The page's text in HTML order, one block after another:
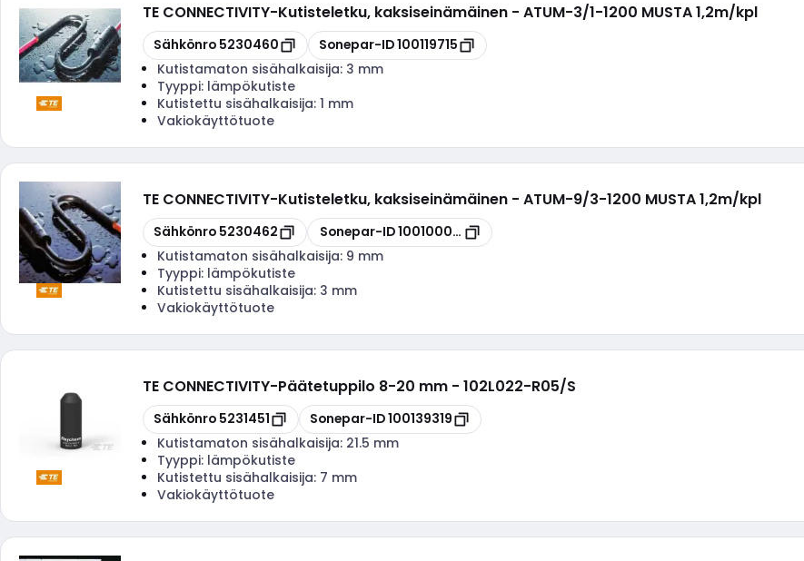
TE CONNECTIVITY-Kutisteletku, kaksiseinämäinen - ATUM-3/1-1200 MUSTA 1,2m/kpl
Kopioi
Sähkönro 5230460 Kopioi
Sonepar-ID100119715
Kutistamaton sisähalkaisija: 3 mm
Tyyppi: lämpökutiste
Kutistettu sisähalkaisija: 1 mm
Vakiokäyttötuote
TE CONNECTIVITY-Kutisteletku, kaksiseinämäinen - ATUM-9/3-1200 MUSTA 1,2m/kpl
Kopioi
Sähkönro 5230462 Kopioi
Sonepar-ID100100090
Kutistamaton sisähalkaisija: 9 mm
Tyyppi: lämpökutiste
Kutistettu sisähalkaisija: 3 mm
Vakiokäyttötuote
TE CONNECTIVITY-Päätetuppilo 8-20 mm - 102L022-R05/S
Kopioi
Sähkönro 5231451 Kopioi
Sonepar-ID100139319
Kutistamaton sisähalkaisija: 21.5 mm
Tyyppi: lämpökutiste
Kutistettu sisähalkaisija: 7 mm
Vakiokäyttötuote